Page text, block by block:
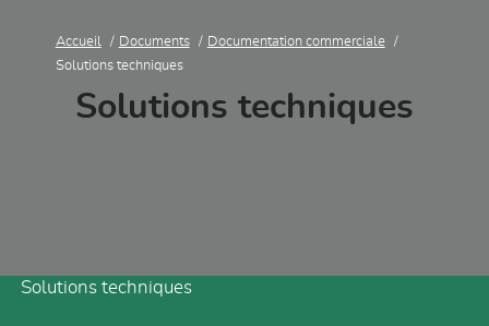
Accueil Documents
Documentation commerciale
Solutions techniques
Solutions techniques
Solutions techniques